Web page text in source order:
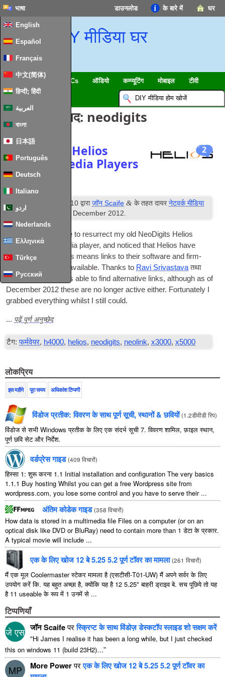
घर
के बारे में
डाउनलोड
भाषा
English
Español
Français
中文(简体)
हिन्दी; हिंदी
العربية
বাংলা
日本語
Português
Deutsch
Italiano
اردو
Nederlands
Ελληνικά
Türkçe
Русский
DIY मीडिया घर
स्मार्ट घर & IoT HTPCs ऑडियो कम्प्यूटिंग मोबाइल टीवी
टैग लिखने के बाद: neodigits
2
NeoDigits
Helios
Network Media Players
प्रकाशित दिसंबर 2010 द्वाराजॉन Scaife & के तहत दायरनेटवर्क मीडिया
प्लेयर. आखरी अपडेट th December 2012.
I recently had cause to resur­rect my old NeoDi­gits Helios
X3000 net­work media play­er,and noticed that Helios have
deceased. Sadly this means links to their soft­ware and firm­
ware are no longer avail­able. Thanks to Ravi Srivast­avaतथा
Sean on myce
I was able to find altern­at­ive links,although as of
Decem­ber 2012these are no longer act­ive either. For­tu­nately I
grabbed everything whilst I still could.
... पढ़ें पूर्ण अनुच्छेद
टैग: फर्मवेयर, h4000, helios, neodigits, neolink,x3000,x5000
लोकप्रिय
इस महीने पूरा समय अधिकांश टिप्पणी
विंडोज प्रतीक: विवरण के साथ पूर्ण सूची, स्थानों & छवियों (1.2डीवीडी रिप)
विंडोज से सभी Windows प्रतीक के लिए एक संदर्भ सूची 7. विवरण शामिल, फ़ाइल स्थान,
पूर्ण छवि सेट और निर्देश.
वर्डप्रेस गाइड (409 विचारों)
हिस्सा 1: शुरू करना 1.1 Initial installation and configuration The very basics
1.1.1 Buy hosting Whilst you can get a free Wordpress site from
wordpress.com, you lose some control and you have to serve their...
अंतिम कोडेक गाइड (358 विचारों)
How data is stored in a multimedia file Files on a computer(or on an
optical disk like DVD or BluRay) need to contain more than 1 डेटा के प्रकार.
A typical movie will include ...
एक के लिए खोज 12 बे 5.25 5.2 पूर्ण टॉवर का मामला (261 विचारों)
मैं एक मूल Coolermaster स्टेकर मामला है (एसटीसी-T01-UW) मैं अपने सर्वर के लिए
उपयोग करें कि. यह बहुत अच्छा है, क्योंकि यह है 12 5.25" बाहरी ड्राइव बे. सच पूछिये तो यह
है 11 useable के रूप में 1 उनमें से ...
टिप्पणियाँ
जे एस जॉन Scaifeपरस्क्रिप्ट के साथ विंडोज़ डेस्कटॉप स्लाइड शो सक्षम करें
“Hi James I realise it has been a long while, but I just checked
this on windows 11 (build 23H2)…”
MP More Powerपरएक के लिए खोज 12 बे 5.25 5.2 पूर्ण टॉवर का